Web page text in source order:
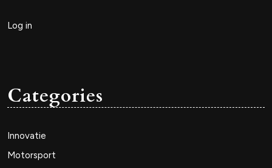
Log in
Categories
Innovatie
Motorsport